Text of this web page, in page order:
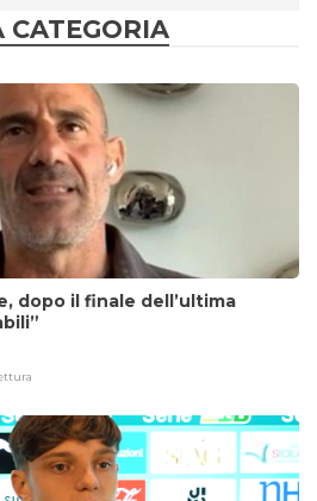
CATEGORIA
dopo il finale dell’ultima